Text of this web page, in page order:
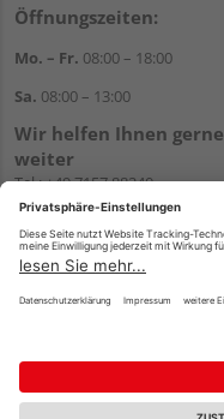
Öffnungszeiten:
Mo. – Fr. 08:00 – 18:00
Sa. 08:00 – 13:00
Wir helfen Ihnen gerne
weiter
Tel.:+49 7157 88240
E-Mail:shop@holzland-
filderstadt.de
Impressum AGB
Reservierungsbedingungen